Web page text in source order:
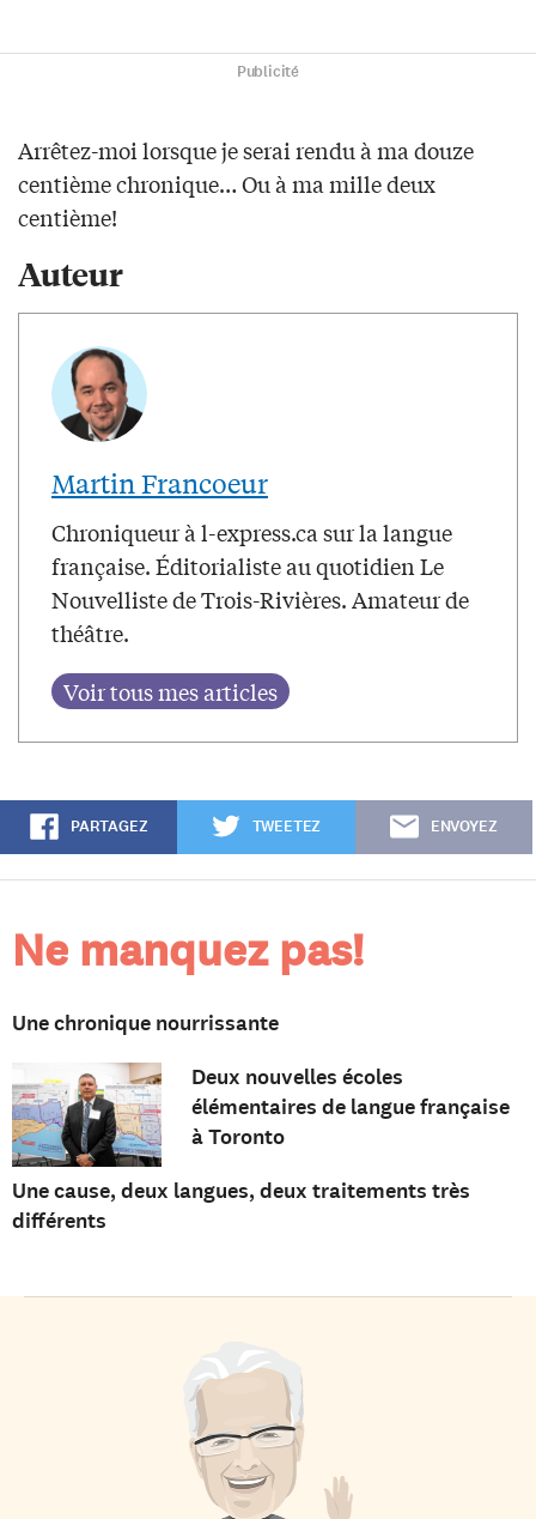
Publicité
Arrêtez-moi lorsque je serai rendu à ma douze
centième chronique… Ou à ma mille deux
centième!
Auteur
Martin Francoeur
Chroniqueur à l-express.ca sur la langue
française. Éditorialiste au quotidien Le
Nouvelliste de Trois-Rivières. Amateur de
théâtre.
PARTAGEZ TWEETEZ ENVOYEZ
Ne manquez pas!
Une chronique nourrissante
Deux nouvelles écoles
élémentaires de langue française
à Toronto
Une cause, deux langues, deux traitements très
différents